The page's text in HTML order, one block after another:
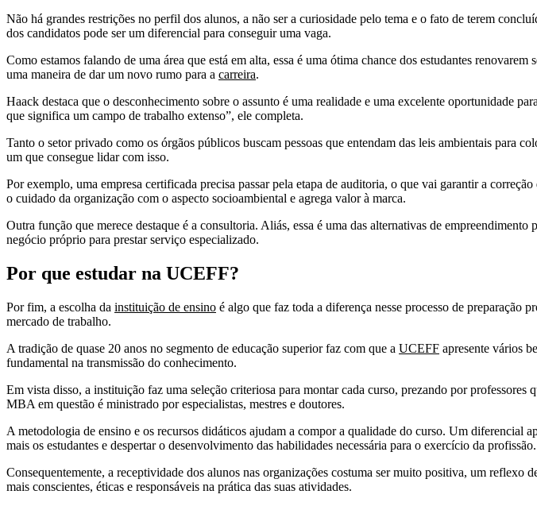
Não há grandes restrições no perfil dos alunos, a não ser a curiosidade pelo tema e o fato de terem
dos candidatos pode ser um diferencial para conseguir uma vaga.
Como estamos falando de uma área que está em alta, essa é uma ótima chance dos estudantes
uma maneira de dar um novo rumo para a carreira.
Haack destaca que o desconhecimento sobre o assunto é uma realidade e uma excelente oportunidade
que significa um campo de trabalho extenso”, ele completa.
Tanto o setor privado como os órgãos públicos buscam pessoas que entendam das leis ambientais para
um que consegue lidar com isso.
Por exemplo, uma empresa certificada precisa passar pela etapa de auditoria, o que vai garantir a
o cuidado da organização com o aspecto socioambiental e agrega valor à marca.
Outra função que merece destaque é a consultoria. Aliás, essa é uma das alternativas de
negócio próprio para prestar serviço especializado.
Por que estudar na UCEFF?
Por fim, a escolha da instituição de ensino é algo que faz toda a diferença nesse processo de preparação
mercado de trabalho.
A tradição de quase 20 anos no segmento de educação superior faz com que a UCEFF apresente vários
fundamental na transmissão do conhecimento.
Em vista disso, a instituição faz uma seleção criteriosa para montar cada curso, prezando por
MBA em questão é ministrado por especialistas, mestres e doutores.
A metodologia de ensino e os recursos didáticos ajudam a compor a qualidade do curso. Um diferencial
mais os estudantes e despertar o desenvolvimento das habilidades necessária para o exercício da profissão.
Consequentemente, a receptividade dos alunos nas organizações costuma ser muito positiva, um
mais conscientes, éticas e responsáveis na prática das suas atividades.